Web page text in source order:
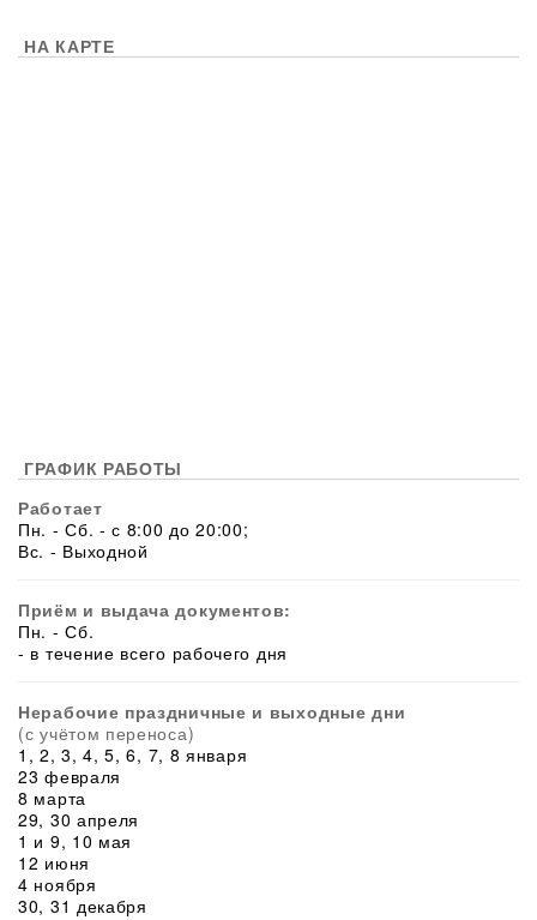
НА КАРТЕ
ГРАФИК РАБОТЫ
Работает
Пн. - Сб. - с 8:00 до 20:00;
Вс. - Выходной
Приём и выдача документов:
Пн. - Сб.
- в течение всего рабочего дня
Нерабочие праздничные и выходные дни
(с учётом переноса)
1, 2, 3, 4, 5, 6, 7, 8 января
23 февраля
8 марта
29, 30 апреля
1 и 9, 10 мая
12 июня
4 ноября
30, 31 декабря